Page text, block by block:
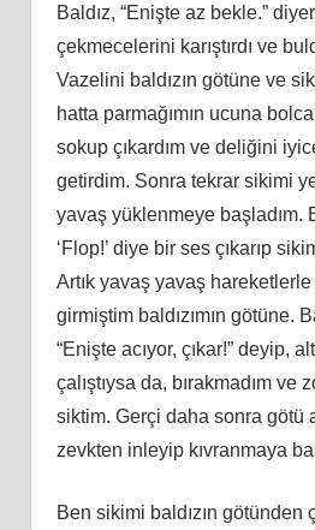
Baldız, “Enişte az bekle.”
çekmecelerini karıştırdı ve
Vazelini baldızın götüne ve
hatta parmağımın ucuna
sokup çıkardım ve deliğini
getirdim. Sonra tekrar sikimi
yavaş yüklenmeye başladım.
‘Flop!’ diye bir ses çıkarıp
Artık yavaş yavaş
girmiştim baldızımın götüne.
“Enişte acıyor, çıkar!” deyip,
çalıştıysa da, bırakmadım ve
siktim. Gerçi daha sonra götü
zevkten inleyip kıvranmaya
Ben sikimi baldızın götünden